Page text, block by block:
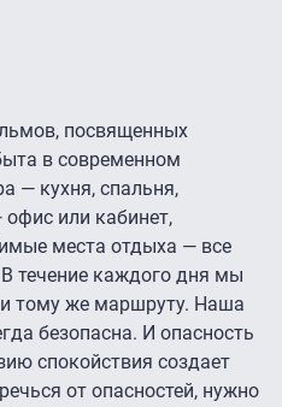
посвященных
в современном
— кухня, спальня,
офис или кабинет,
места отдыха — все
течение каждого дня мы
тому же маршруту. Наша
безопасна. И опасность
спокойствия создает
от опасностей, нужно